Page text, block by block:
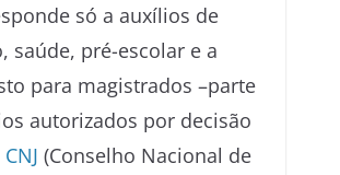
só a auxílios de
saúde, pré-escolar e a
para magistrados –parte
autorizados por decisão
CNJ (Conselho Nacional de